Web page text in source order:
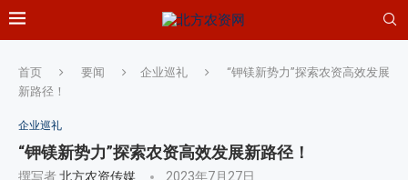
首页 要闻 企业巡礼
“钾镁新势力”探索农资高效发展
新路径！
企业巡礼
“钾镁新势力”探索农资高效发展新路径！
撰写者北方农资传媒 2023年7月27日